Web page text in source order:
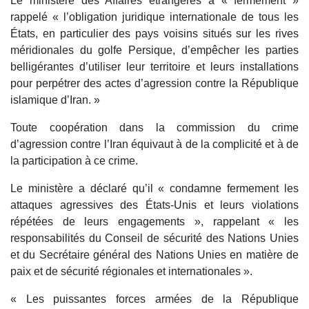
rappelé « l’obligation juridique internationale de tous les
États, en particulier des pays voisins situés sur les rives
méridionales du golfe Persique, d’empêcher les parties
belligérantes d’utiliser leur territoire et leurs installations
pour perpétrer des actes d’agression contre la République
islamique d’Iran. »
Toute coopération dans la commission du crime
d’agression contre l’Iran équivaut à de la complicité et à de
la participation à ce crime.
Le ministère a déclaré qu’il « condamne fermement les
attaques agressives des États-Unis et leurs violations
répétées de leurs engagements », rappelant « les
responsabilités du Conseil de sécurité des Nations Unies
et du Secrétaire général des Nations Unies en matière de
paix et de sécurité régionales et internationales ».
« Les puissantes forces armées de la République